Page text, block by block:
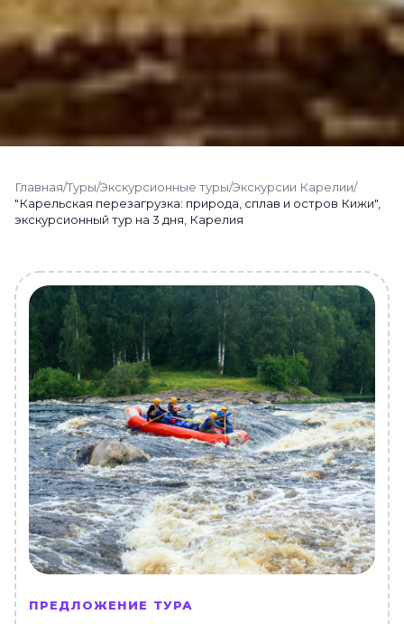
Главная/Туры/Экскурсионные туры/Экскурсии Карелии/
"Карельская перезагрузка: природа, сплав и остров Кижи",
экскурсионный тур на 3 дня, Карелия
ПРЕДЛОЖЕНИЕ ТУРА